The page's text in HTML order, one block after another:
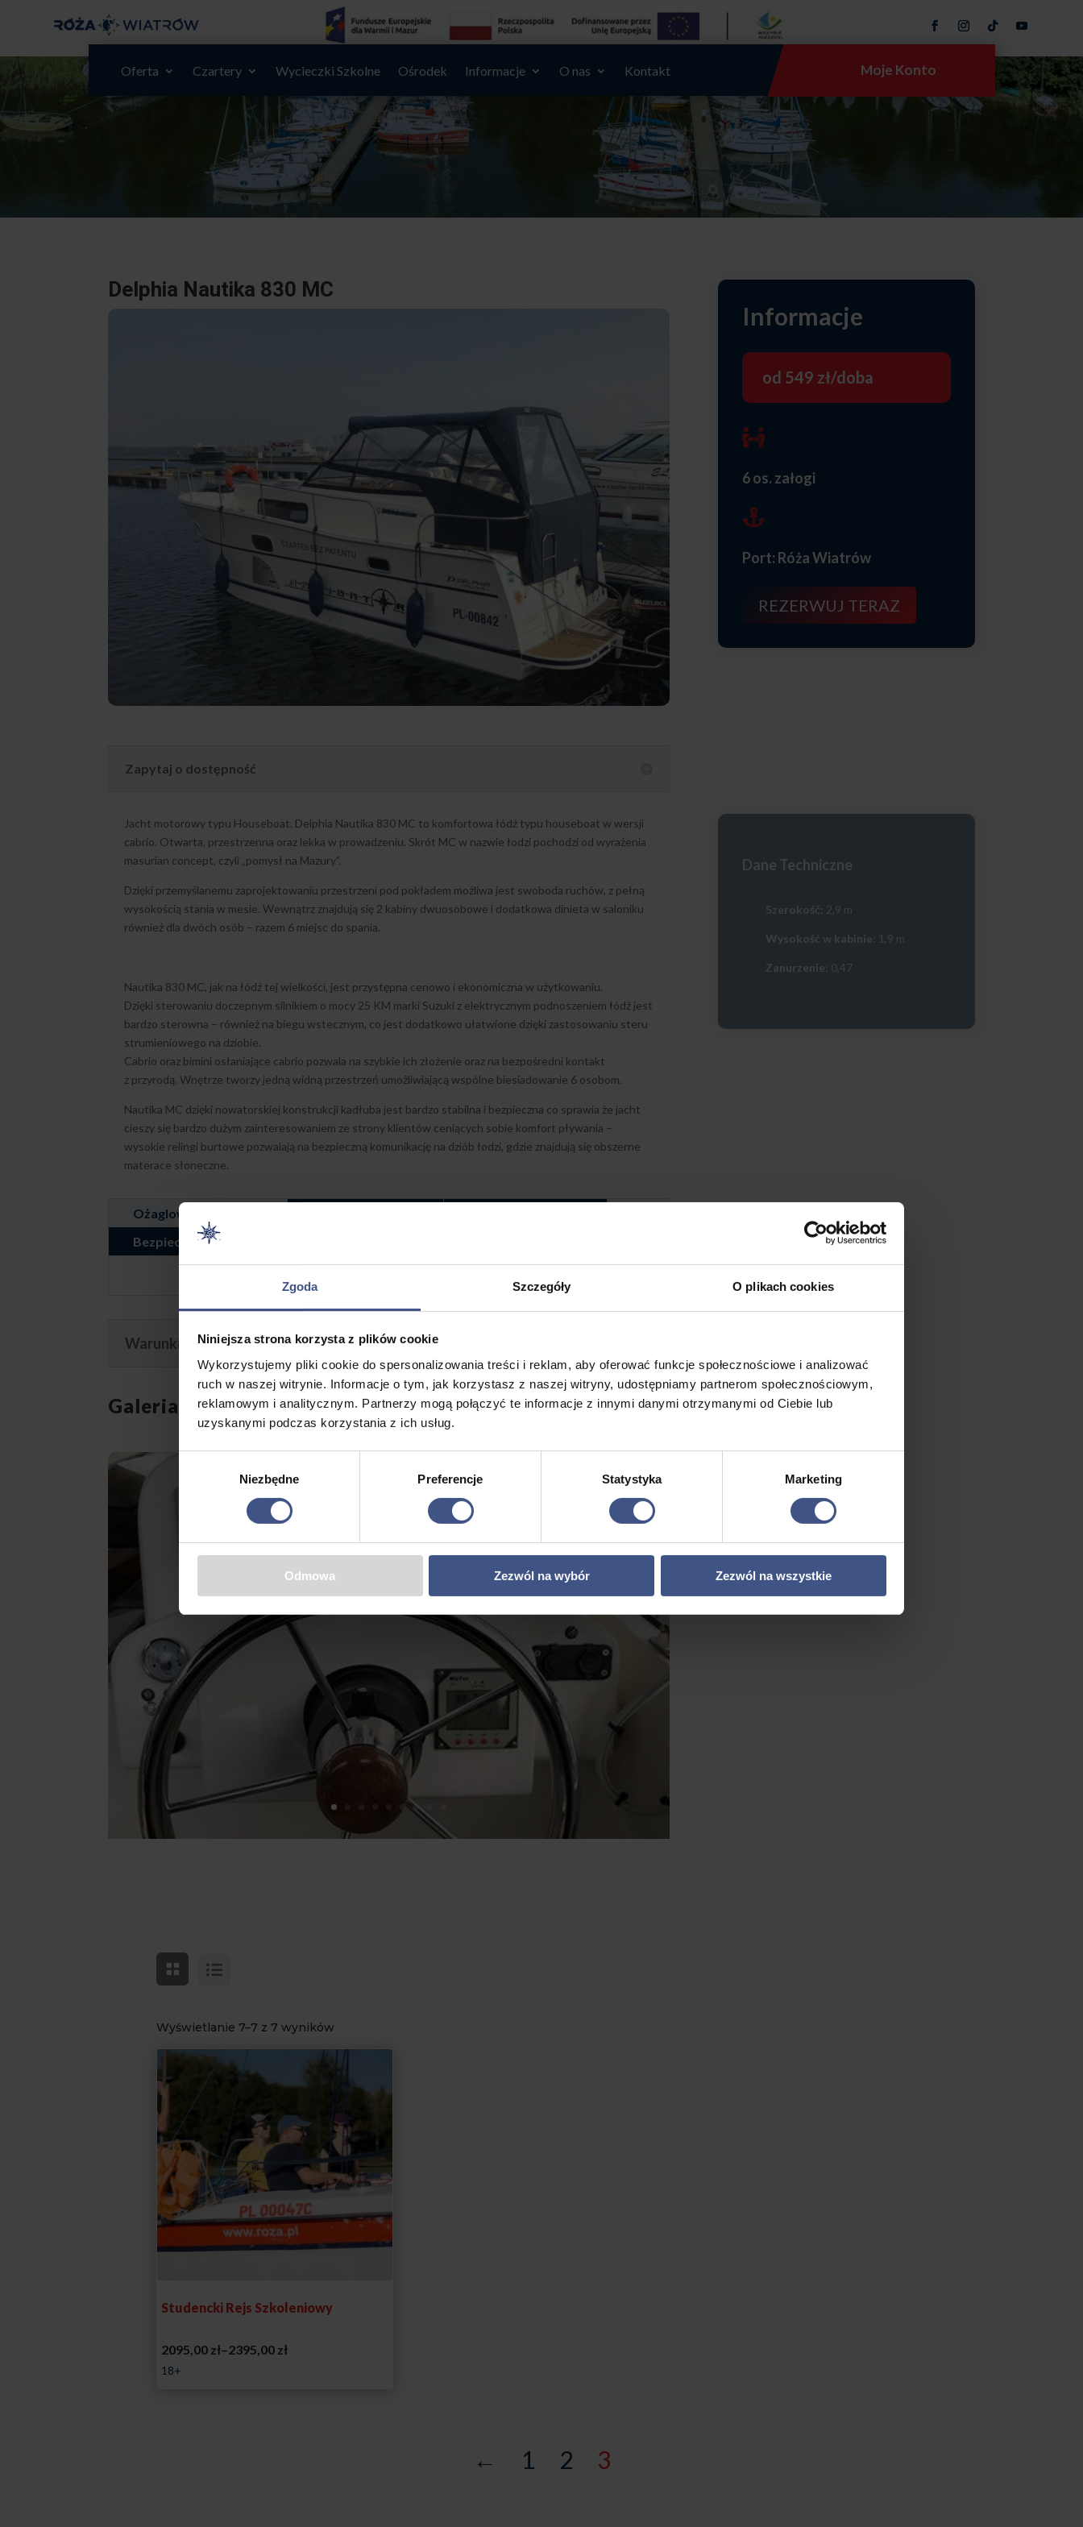
Zgoda Szczegóły O plikach cookies
Niniejsza strona korzysta z plików cookie
Wykorzystujemy pliki cookie do spersonalizowania treści i reklam, aby oferować funkcje społecznościowe i analizować
ruch w naszej witrynie. Informacje o tym, jak korzystasz z naszej witryny, udostępniamy partnerom społecznościowym,
reklamowym i analitycznym. Partnerzy mogą połączyć te informacje z innymi danymi otrzymanymi od Ciebie lub
uzyskanymi podczas korzystania z ich usług.
Niezbędne Preferencje Statystyka Marketing
Odmowa Zezwól na wybór Zezwól na wszystkie
Oferta Czartery Wycieczki Szkolne Ośrodek Informacje O nas Kontakt Moje Konto
Delphia Nautika 830 MC
Zapytaj o dostępność
Informacje
od 549 zł/doba

6 os. załogi

Port: Róża Wiatrów
REZERWUJ TERAZ
Jacht motorowy typu Houseboat. Delphia Nautika 830 MC to komfortowa łódź typu houseboat w wersji
cabrio. Otwarta, przestrzenna oraz lekka w prowadzeniu. Skrót MC w nazwie łodzi pochodzi od wyrażenia
masurian concept, czyli „pomysł na Mazury”.
Dzięki przemyślanemu zaprojektowaniu przestrzeni pod pokładem możliwa jest swoboda ruchów, z pełną
wysokością stania w mesie. Wewnątrz znajdują się 2 kabiny dwuosobowe i dodatkowa dinieta w saloniku
również dla dwóch osób – razem 6 miejsc do spania.
Nautika 830 MC, jak na łódź tej wielkości, jest przystępna cenowo i ekonomiczna w użytkowaniu.
Dzięki sterowaniu doczepnym silnikiem o mocy 25 KM marki Suzuki z elektrycznym podnoszeniem łódź jest
bardzo sterowna – również na biegu wstecznym, co jest dodatkowo ułatwione dzięki zastosowaniu steru
strumieniowego na dziobie.
Cabrio oraz bimini osłaniające cabrio pozwala na szybkie ich złożenie oraz na bezpośredni kontakt
z przyrodą. Wnętrze tworzy jedną widną przestrzeń umożliwiającą wspólne biesiadowanie 6 osobom.
Nautika MC dzięki nowatorskiej konstrukcji kadłuba jest bardzo stabilna i bezpieczna co sprawia że jacht
cieszy się bardzo dużym zainteresowaniem ze strony klientów ceniących sobie komfort pływania –
wysokie relingi burtowe pozwalają na bezpieczną komunikację na dziób łodzi, gdzie znajdują się obszerne
materace słoneczne.
Ożaglowanie i Pokład
Bezpieczeństwo
Warunki Czarteru
Galeria
Dane Techniczne
Szerokość: 2,9 m
Wysokość w kabinie: 1,9 m
Zanurzenie: 0,47
Wyświetlanie 7–7 z 7 wyników
Studencki Rejs Szkoleniowy
2095,00 zł–2395,00 złZakres
18+
← 1 2 3